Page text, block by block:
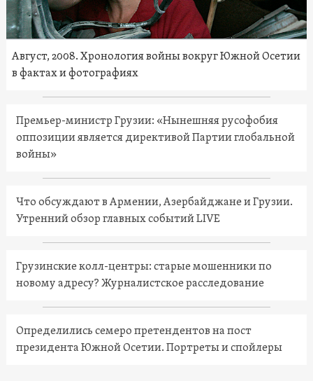
Август, 2008. Хронология войны вокруг Южной Осетии
в фактах и фотографиях
Премьер-министр Грузии: «Нынешняя русофобия
оппозиции является директивой Партии глобальной
войны»
Что обсуждают в Армении, Азербайджане и Грузии.
Утренний обзор главных событий LIVE
Грузинские колл-центры: старые мошенники по
новому адресу? Журналистское расследование
Определились семеро претендентов на пост
президента Южной Осетии. Портреты и спойлеры